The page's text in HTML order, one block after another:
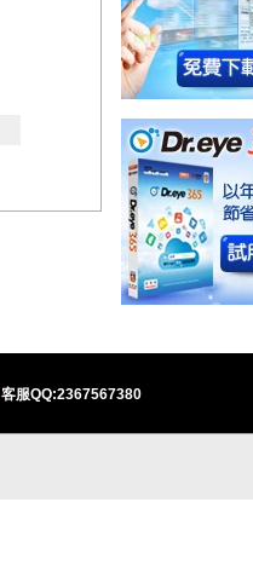
客服QQ:2367567380